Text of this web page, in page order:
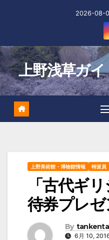
2026-08-
上野浅草ガ
上野美術館・博物館情報 特派員
「古代ギ
待券プレゼ
By
6月 10,